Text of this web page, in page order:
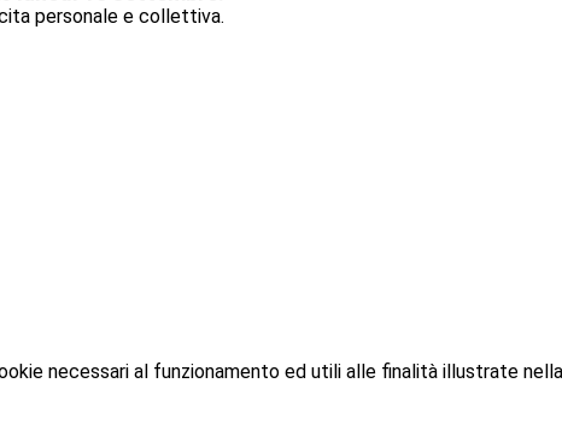
personale e collettiva.
necessari al funzionamento ed utili alle finalità illustrate nella